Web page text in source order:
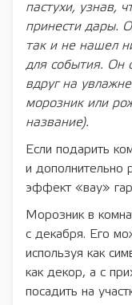
пастухи, узнав,
принести дары.
так и не нашел
для события. Он
вдруг на
морозник или
название).
Если подарить
и дополнительно
эффект «вау»
Морозник в
с декабря. Его
используя как
как декор, а с
посадить на